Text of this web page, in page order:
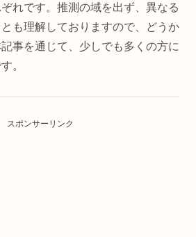
れです。推測の域を出ず、異なる
も理解しておりますので、どうか
事を通じて、少しでも多くの方に
。
スポンサーリンク